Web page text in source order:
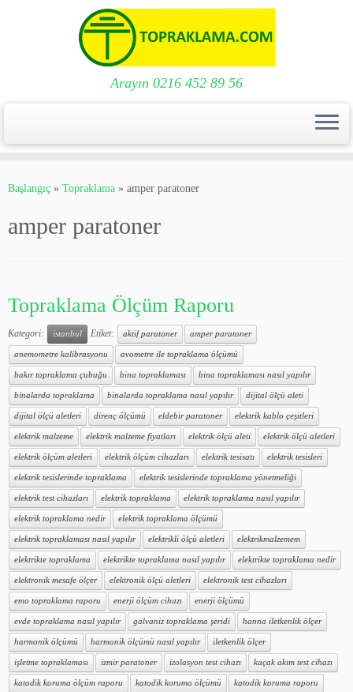
to
Arayın 0216 452 89 56
Başlangıç » Topraklama » amper paratoner
amper paratoner
Topraklama Ölçüm Raporu
Kategori: istanbul Etiket: aktif paratoner amper paratoner
anemometre kalibrasyonu avometre ile topraklama ölçümü
bakır topraklama çubuğu bina topraklaması bina topraklaması nasıl yapılır
binalarda topraklama binalarda topraklama nasıl yapılır dijital ölçü aleti
dijital ölçü aletleri direnç ölçümü eldebir paratoner elektrik kablo çeşitleri
elektrik malzeme elektrik malzeme fiyatları elektrik ölçü aleti elektrik ölçü aletleri
elektrik ölçüm aletleri elektrik ölçüm cihazları elektrik tesisatı elektrik tesisleri
elektrik tesislerinde topraklama elektrik tesislerinde topraklama yönetmeliği
elektrik test cihazları elektrik topraklama elektrik topraklama nasıl yapılır
elektrik topraklama nedir elektrik topraklama ölçümü
elektrik topraklaması nasıl yapılır elektrikli ölçü aletleri elektrikmalzemem
elektrikte topraklama elektrikte topraklama nasıl yapılır elektrikte topraklama nedir
elektronik mesafe ölçer elektronik ölçü aletleri elektronik test cihazları
emo topraklama raporu enerji ölçüm cihazı enerji ölçümü
evde topraklama nasıl yapılır galvaniz topraklama şeridi hanna iletkenlik ölçer
harmonik ölçümü harmonik ölçümü nasıl yapılır iletkenlik ölçer
işletme topraklaması izmir paratoner izolasyon test cihazı kaçak akım test cihazı
katodik koruma ölçüm raporu katodik koruma ölçümü katodik koruma raporu